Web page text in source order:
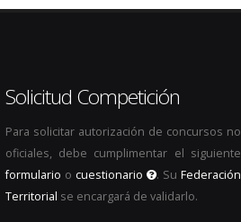
Solicitud Competición
Para solicitar autorización de concursos no
oficiales, debe cumplimentar el siguiente
formulario o cuestionario . SuFederación
Territorial se encargará de validarlo.